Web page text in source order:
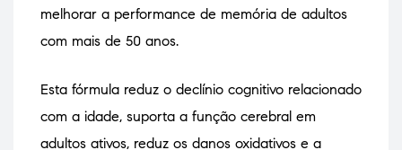
melhorar a performance de memória de adultos
com mais de 50 anos.
Esta fórmula reduz o declínio cognitivo relacionado
com a idade, suporta a função cerebral em
adultos ativos, reduz os danos oxidativos e a